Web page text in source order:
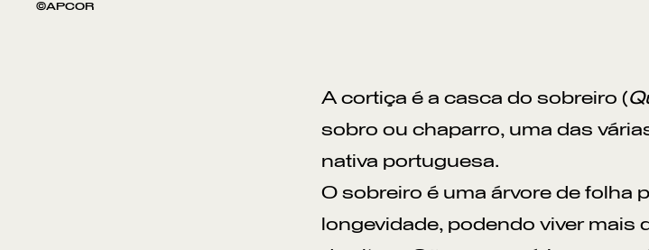
©APCOR
A cortiça é a casca do sobreiro (
sobro ou chaparro, uma das
nativa portuguesa.
O sobreiro é uma árvore de folha
longevidade, podendo viver mais